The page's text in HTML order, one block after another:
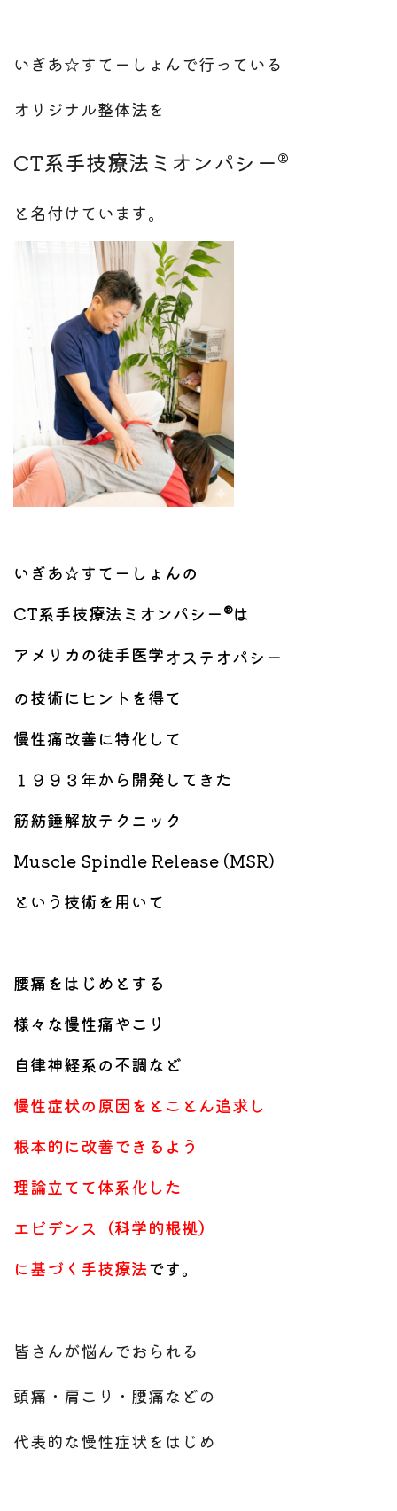
いぎあ☆すてーしょんで行っている
オリジナル整体法を
CT系手技療法ミオンパシー®
と名付けています。
いぎあ☆すてーしょんの
CT系手技療法ミオンパシー®は
アメリカの徒手医学オステオパシー
の技術にヒントを得て
慢性痛改善に特化して
１９９３年から開発してきた
筋紡錘解放テクニック
Muscle Spindle Release (MSR)
という技術を用いて
腰痛をはじめとする
様々な慢性痛やこり
自律神経系の不調など
慢性症状の原因をとことん追求し
根本的に改善できるよう
理論立てて体系化した
エビデンス（科学的根拠）
に基づく手技療法です。
皆さんが悩んでおられる
頭痛・肩こり・腰痛などの
代表的な慢性症状をはじめ